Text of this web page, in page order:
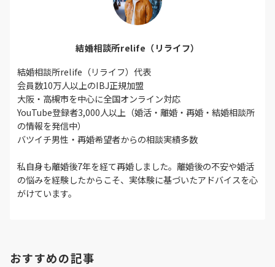
結婚相談所relife（リライフ）
結婚相談所relife（リライフ）代表
会員数10万人以上のIBJ正規加盟
大阪・高槻市を中心に全国オンライン対応
YouTube登録者3,000人以上（婚活・離婚・再婚・結婚相談所
の情報を発信中）
バツイチ男性・再婚希望者からの相談実績多数
私自身も離婚後7年を経て再婚しました。離婚後の不安や婚活
の悩みを経験したからこそ、実体験に基づいたアドバイスを心
がけています。
おすすめの記事